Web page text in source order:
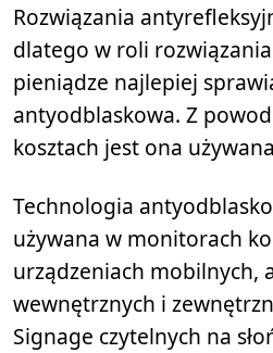
Rozwiązania
dlatego w roli
pieniądze najlepiej
antyodblaskowa. Z
kosztach jest ona
Technologia
używana w monitorach
urządzeniach mobilnych,
wewnętrznych i
Signage czytelnych na